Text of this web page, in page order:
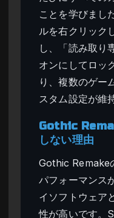
ことを学びまし
ルを右クリック
し、「読み取り
オンにしてロッ
り、複数のゲー
スタム設定が維
Gothic
しない理由
Gothic Remake
パフォーマンス
イソフトウェア
性が高いです。